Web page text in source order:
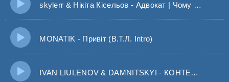
skylerr & Нікіта Кісельов - Адвокат | Чому коханню тепер потрібен адвокат?
MONATIK - Привіт (В.Т.Л. Intro)
IVAN LIULENOV & DAMNITSKYI - КОНТЕМПОРАРІ (BID0NCI0N REMIX) | Щоб забути ті дні у тому липні